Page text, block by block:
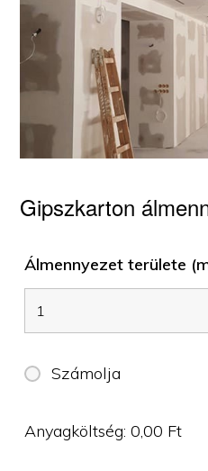
Gipszkarton
Álmennyezet területe
Számolja
Anyagköltség:0,00 Ft